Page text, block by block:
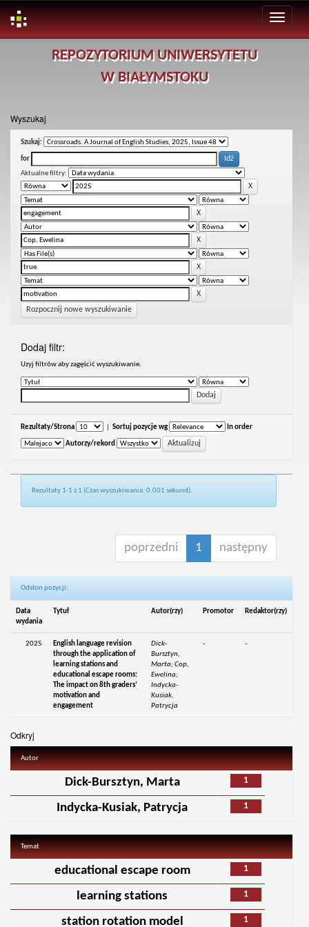
REPOZYTORIUM UNIWERSYTETU
W BIAŁYMSTOKU
Wyszukaj
Szukaj:
for
Aktualne filtry:
Rozpocznij nowe wyszukiwanie
Dodaj filtr:
Uzyj filtrów aby zagęścić wyszukiwanie.
Rezultaty/Strona Sortuj pozycje wg In order
Autorzy/rekord
Rezultaty 1-1 z 1 (Czas wyszukiwania: 0.001 sekund).
poprzedni 1 następny
Odsłon pozycji:
Data
wydania
Tytuł Autor(rzy) Promotor Redaktor(rzy)
2025
English language revision
through the application of
learning stations and
educational escape rooms:
The impact on 8th graders’
motivation and
engagement
Dick-
Bursztyn,
Marta; Cop,
Ewelina;
Indycka-
Kusiak,
Patrycja
- -
Odkryj
Autor
1
Dick-Bursztyn, Marta
1
Indycka-Kusiak, Patrycja
Temat
1
educational escape room
1
learning stations
1
station rotation model